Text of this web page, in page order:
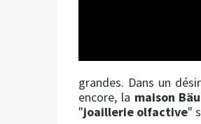
grandes. Dans un
encore, la maison
"joaillerie olfactive"